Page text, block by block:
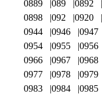
0889
089 0892
0898
092 0920
0944
0946 0947
0954
0955 0956
0966
0967 0968
0977
0978 0979
0983
0984 0985